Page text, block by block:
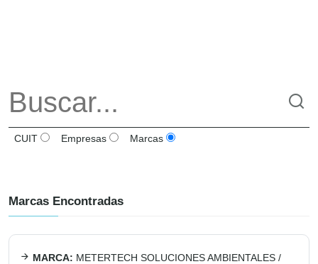
CUIT Empresas Marcas
Marcas Encontradas
MARCA: METERTECH SOLUCIONES AMBIENTALES /